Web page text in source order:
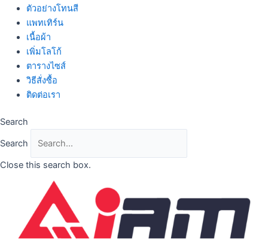
ตัวอย่างโทนสี
แพทเทิร์น
เนื้อผ้า
เพิ่มโลโก้
ตารางไซส์
วิธีสั่งซื้อ
ติดต่อเรา
Search
Search
Close this search box.